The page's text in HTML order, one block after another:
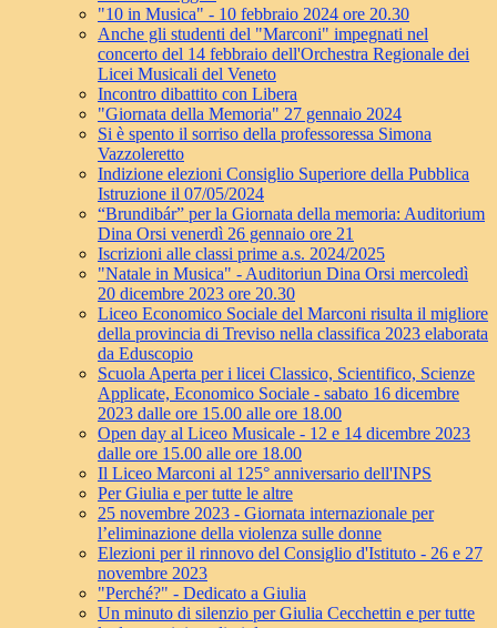
"10 in Musica" - 10 febbraio 2024 ore 20.30
Anche gli studenti del "Marconi" impegnati nel
concerto del 14 febbraio dell'Orchestra Regionale dei
Licei Musicali del Veneto
Incontro dibattito con Libera
"Giornata della Memoria" 27 gennaio 2024
Si è spento il sorriso della professoressa Simona
Vazzoleretto
Indizione elezioni Consiglio Superiore della Pubblica
Istruzione il 07/05/2024
“Brundibár” per la Giornata della memoria: Auditorium
Dina Orsi venerdì 26 gennaio ore 21
Iscrizioni alle classi prime a.s. 2024/2025
"Natale in Musica" - Auditoriun Dina Orsi mercoledì
20 dicembre 2023 ore 20.30
Liceo Economico Sociale del Marconi risulta il migliore
della provincia di Treviso nella classifica 2023 elaborata
da Eduscopio
Scuola Aperta per i licei Classico, Scientifico, Scienze
Applicate, Economico Sociale - sabato 16 dicembre
2023 dalle ore 15.00 alle ore 18.00
Open day al Liceo Musicale - 12 e 14 dicembre 2023
dalle ore 15.00 alle ore 18.00
Il Liceo Marconi al 125° anniversario dell'INPS
Per Giulia e per tutte le altre
25 novembre 2023 - Giornata internazionale per
l’eliminazione della violenza sulle donne
Elezioni per il rinnovo del Consiglio d'Istituto - 26 e 27
novembre 2023
"Perché?" - Dedicato a Giulia
Un minuto di silenzio per Giulia Cecchettin e per tutte